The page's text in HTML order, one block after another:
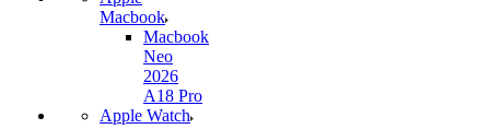
Macbook
Macbook
Neo
2026
A18 Pro
Apple Watch